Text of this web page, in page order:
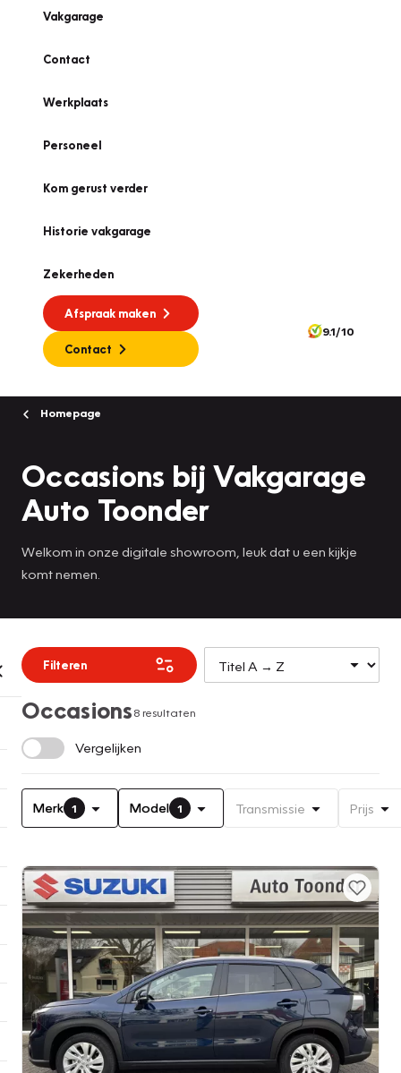
Vakgarage
Contact
Werkplaats
Personeel
Kom gerust verder
Historie vakgarage
Zekerheden
Afspraak maken
Contact
9.1/10
Homepage
Occasions bij Vakgarage
Auto Toonder
Welkom in onze digitale showroom, leuk dat u een kijkje
komt nemen.
Filteren
Occasions8 resultaten
Vergelijken
Merk 1 Model 1 Transmissie Prijs